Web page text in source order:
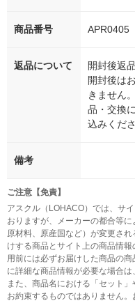
商品番号 APR0405
返品について
開封後返
開封後は
きません
品・交換
込みくださ
備考
ご注意【免責】
アスクル（LOHACO）では、サ
おりますが、メーカーの都合等に
原材料、原産国など）が変更さ
けする商品とサイト上の商品情
用前には必ずお届けした商品の
に詳細な商品情報が必要な場合は
また、商品名における「セット
お約束するものではありません